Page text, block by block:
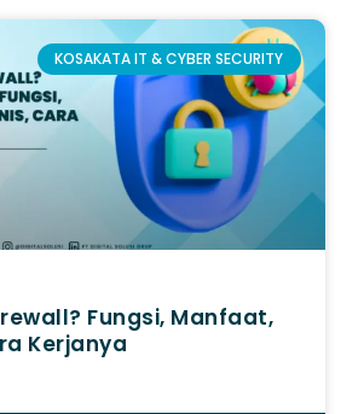
KOSAKATA IT & CYBER SECURITY
Fungsi, Manfaat,
Kerjanya